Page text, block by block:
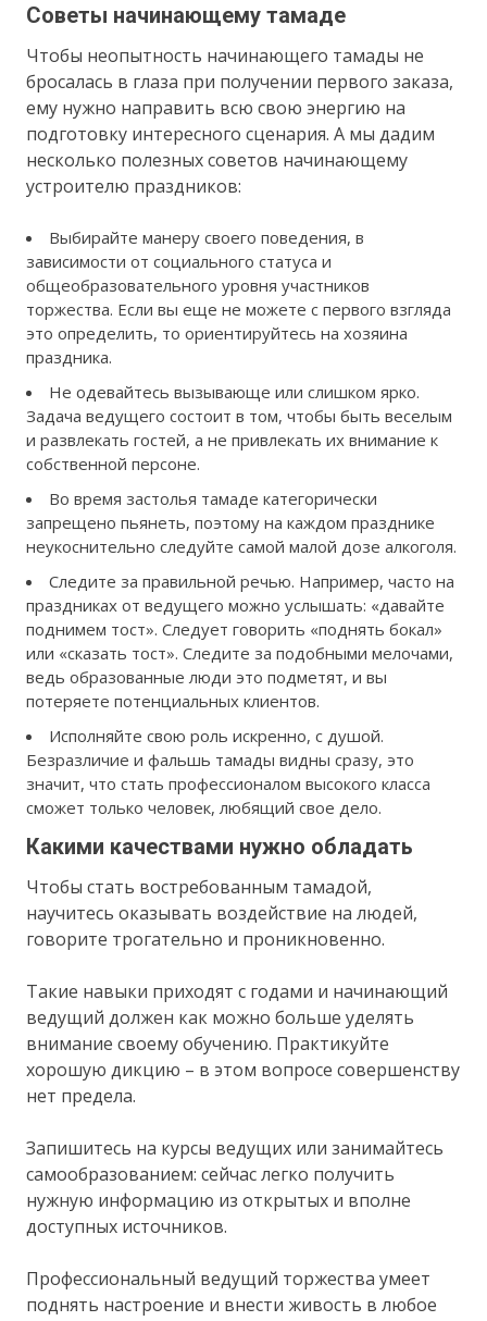
Советы начинающему тамаде
Чтобы неопытность начинающего тамады не
бросалась в глаза при получении первого заказа,
ему нужно направить всю свою энергию на
подготовку интересного сценария. А мы дадим
несколько полезных советов начинающему
устроителю праздников:
Выбирайте манеру своего поведения, в
зависимости от социального статуса и
общеобразовательного уровня участников
торжества. Если вы еще не можете с первого взгляда
это определить, то ориентируйтесь на хозяина
праздника.
Не одевайтесь вызывающе или слишком ярко.
Задача ведущего состоит в том, чтобы быть веселым
и развлекать гостей, а не привлекать их внимание к
собственной персоне.
Во время застолья тамаде категорически
запрещено пьянеть, поэтому на каждом празднике
неукоснительно следуйте самой малой дозе алкоголя.
Следите за правильной речью. Например, часто на
праздниках от ведущего можно услышать: «давайте
поднимем тост». Следует говорить «поднять бокал»
или «сказать тост». Следите за подобными мелочами,
ведь образованные люди это подметят, и вы
потеряете потенциальных клиентов.
Исполняйте свою роль искренно, с душой.
Безразличие и фальшь тамады видны сразу, это
значит, что стать профессионалом высокого класса
сможет только человек, любящий свое дело.
Какими качествами нужно обладать
Чтобы стать востребованным тамадой,
научитесь оказывать воздействие на людей,
говорите трогательно и проникновенно.
Такие навыки приходят с годами и начинающий
ведущий должен как можно больше уделять
внимание своему обучению. Практикуйте
хорошую дикцию – в этом вопросе совершенству
нет предела.
Запишитесь на курсы ведущих или занимайтесь
самообразованием: сейчас легко получить
нужную информацию из открытых и вполне
доступных источников.
Профессиональный ведущий торжества умеет
поднять настроение и внести живость в любое